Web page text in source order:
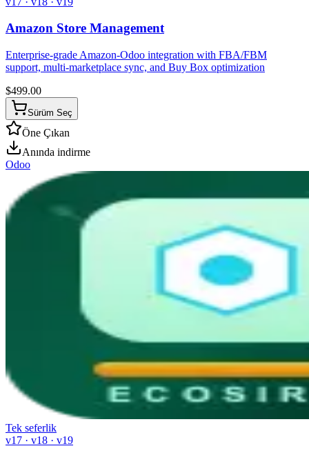
Amazon Store Management
Enterprise-grade Amazon-Odoo integration with FBA/FBM
support, multi-marketplace sync, and Buy Box optimization
$499.00
Sürüm Seç
Öne Çıkan
Anında indirme
Odoo
Tek seferlik
v17 · v18 · v19